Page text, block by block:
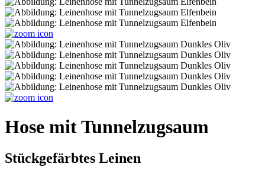
Hose mit Tunnelzugsaum
Stückgefärbtes Leinen